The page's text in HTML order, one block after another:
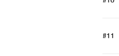
#11